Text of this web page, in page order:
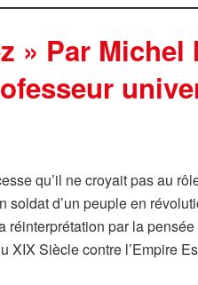
» Par
qu’il ne croyait pas au
soldat d’un peuple en
par la
XIX Siècle contre l’Empire